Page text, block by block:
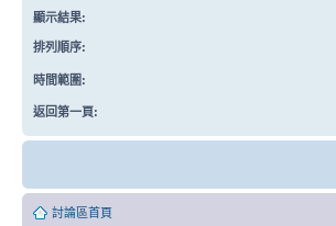
顯示結果:
排列順序:
時間範圍:
返回第一頁:
討論區首頁